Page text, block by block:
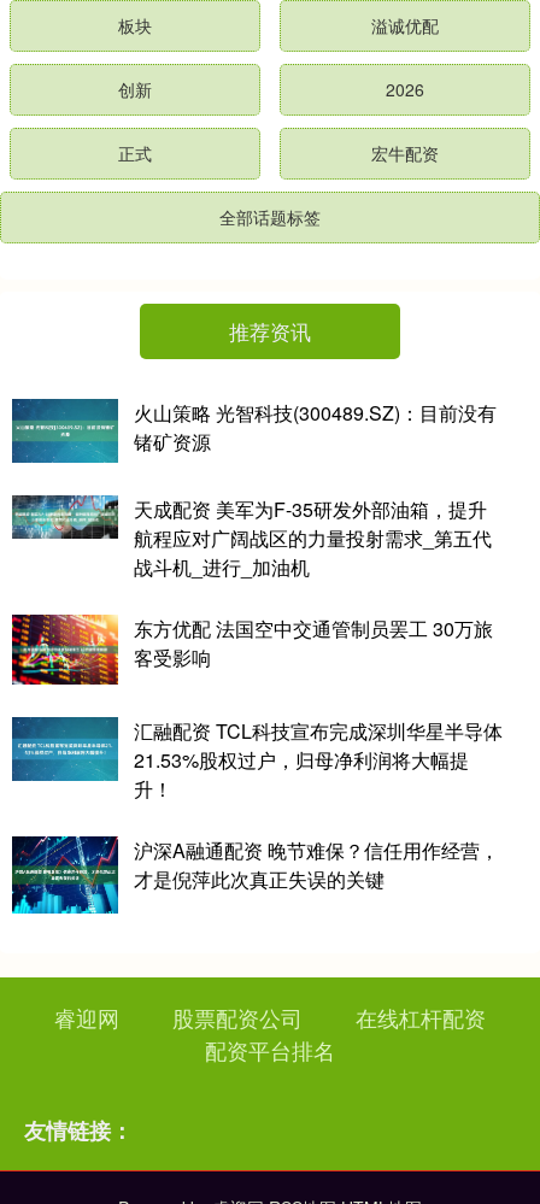
板块 溢诚优配
创新 2026
正式 宏牛配资
全部话题标签
推荐资讯
火山策略 光智科技(300489.SZ)：目前没有
锗矿资源
天成配资 美军为F-35研发外部油箱，提升
航程应对广阔战区的力量投射需求_第五代
战斗机_进行_加油机
东方优配 法国空中交通管制员罢工 30万旅
客受影响
汇融配资 TCL科技宣布完成深圳华星半导体
21.53%股权过户，归母净利润将大幅提
升！
沪深A融通配资 晚节难保？信任用作经营，
才是倪萍此次真正失误的关键
睿迎网 股票配资公司
在线杠杆配资
配资平台排名
友情链接：